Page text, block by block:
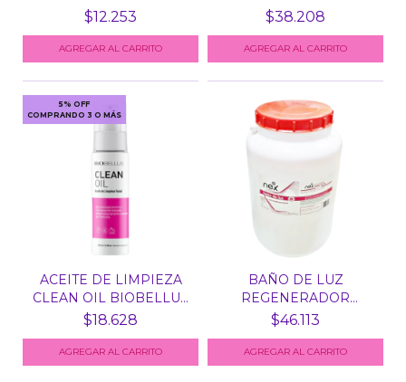
$12.253 $38.208
5% OFF
COMPRANDO 3 O MÁS
ACEITE DE LIMPIEZA
CLEAN OIL BIOBELLUS
X...
$18.628
BAÑO DE LUZ
REGENERADOR
CAPILAR X 5 KG N...
$46.113